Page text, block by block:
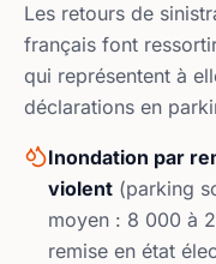
Les retours de
français font
qui représentent à
déclarations en
Inondation par
violent (parking
moyen : 8 000 à
remise en état